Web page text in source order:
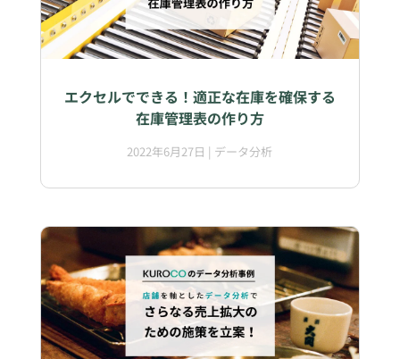
エクセルでできる！適正な在庫を確保する
在庫管理表の作り方
2022年6月27日 | データ分析